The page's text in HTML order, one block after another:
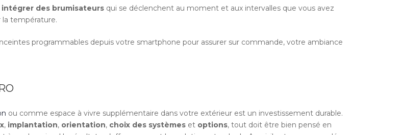
intégrer des brumisateurs qui se déclenchent au moment et aux intervalles que vous avez
température.
programmables depuis votre smartphone pour assurer sur commande, votre ambiance
ou comme espace à vivre supplémentaire dans votre extérieur est un investissement durable.
, implantation, orientation, choix des systèmes et options, tout doit être bien pensé en